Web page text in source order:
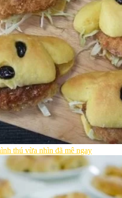
thú vừa nhìn đã mê ngay